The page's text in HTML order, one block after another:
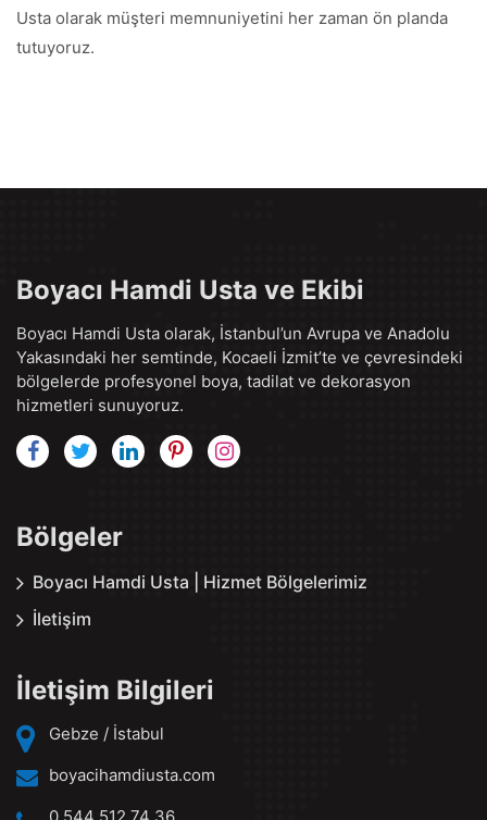
Usta olarak müşteri memnuniyetini her zaman ön planda
tutuyoruz.
Boyacı Hamdi Usta ve Ekibi
Boyacı Hamdi Usta olarak, İstanbul’un Avrupa ve Anadolu
Yakasındaki her semtinde, Kocaeli İzmit’te ve çevresindeki
bölgelerde profesyonel boya, tadilat ve dekorasyon
hizmetleri sunuyoruz.
Bölgeler
Boyacı Hamdi Usta | Hizmet Bölgelerimiz
İletişim
İletişim Bilgileri
Gebze / İstabul
boyacihamdiusta.com